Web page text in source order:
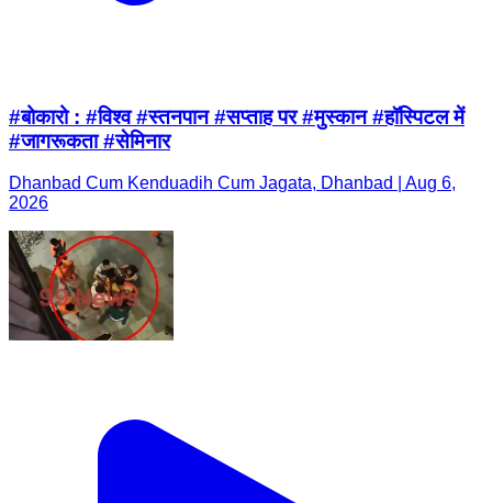
#बोकारो : #विश्व #स्तनपान #सप्ताह पर #मुस्कान #हॉस्पिटल में
#जागरूकता #सेमिनार
Dhanbad Cum Kenduadih Cum Jagata, Dhanbad | Aug 6,
2026